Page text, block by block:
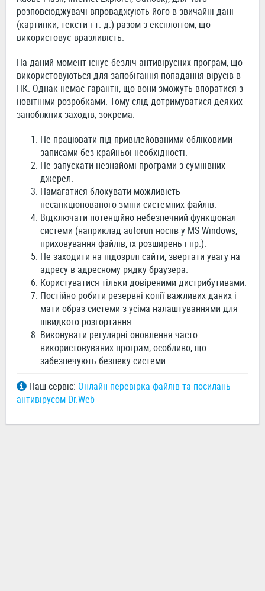
розповсюджувачі впроваджують його в звичайні дані
(картинки, тексти і т. д.) разом з експлоїтом, що
використовує вразливість.
На даний момент існує безліч антивірусних програм, що
використовуються для запобігання попадання вірусів в
ПК. Однак немає гарантії, що вони зможуть впоратися з
новітніми розробками. Тому слід дотримуватися деяких
запобіжних заходів, зокрема:
Не працювати під привілейованими обліковими
записами без крайньої необхідності.
Не запускати незнайомі програми з сумнівних
джерел.
Намагатися блокувати можливість
несанкціонованого зміни системних файлів.
Відключати потенційно небезпечний функціонал
системи (наприклад autorun носіїв у MS Windows,
приховування файлів, їх розширень і пр.).
Не заходити на підозрілі сайти, звертати увагу на
адресу в адресному рядку браузера.
Користуватися тільки довіреними дистрибутивами.
Постійно робити резервні копії важливих даних і
мати образ системи з усіма налаштуваннями для
швидкого розгортання.
Виконувати регулярні оновлення часто
використовуваних програм, особливо, що
забезпечують безпеку системи.
Наш сервіс: Онлайн-перевірка файлів та посилань
антивірусом Dr.Web